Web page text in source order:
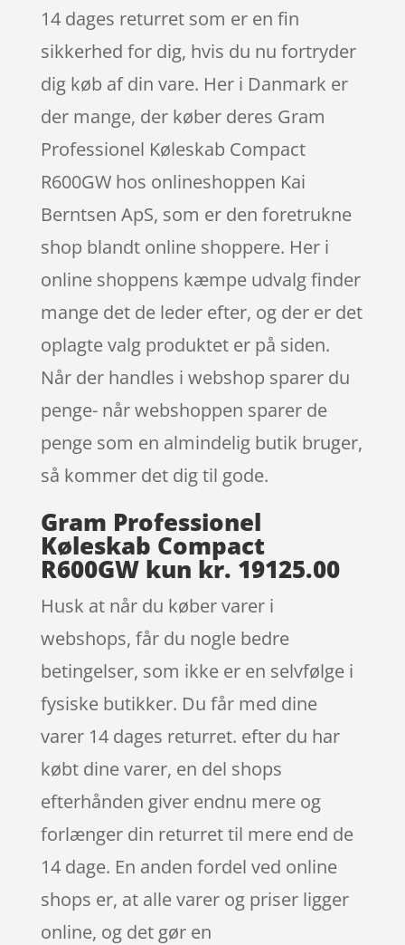
14 dages returret som er en fin
sikkerhed for dig, hvis du nu fortryder
dig køb af din vare. Her i Danmark er
der mange, der køber deres Gram
Professionel Køleskab Compact
R600GW hos onlineshoppen Kai
Berntsen ApS, som er den foretrukne
shop blandt online shoppere. Her i
online shoppens kæmpe udvalg finder
mange det de leder efter, og der er det
oplagte valg produktet er på siden.
Når der handles i webshop sparer du
penge- når webshoppen sparer de
penge som en almindelig butik bruger,
så kommer det dig til gode.
Gram Professionel
Køleskab Compact
R600GW kun kr. 19125.00
Husk at når du køber varer i
webshops, får du nogle bedre
betingelser, som ikke er en selvfølge i
fysiske butikker. Du får med dine
varer 14 dages returret. efter du har
købt dine varer, en del shops
efterhånden giver endnu mere og
forlænger din returret til mere end de
14 dage. En anden fordel ved online
shops er, at alle varer og priser ligger
online, og det gør en